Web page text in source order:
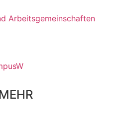
Arbeitsgemeinschaften